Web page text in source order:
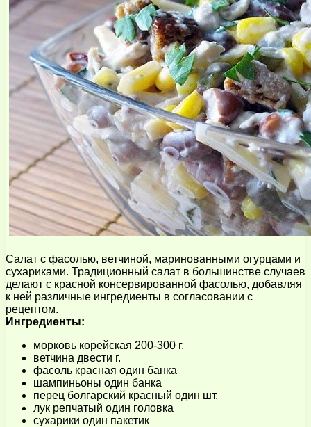
Салат с фасолью, ветчиной, маринованными огурцами и
сухариками. Традиционный салат в большинстве случаев
делают с красной консервированной фасолью, добавляя
к ней различные ингредиенты в согласовании с
рецептом.
Ингредиенты:
морковь корейская 200-300 г.
ветчина двести г.
фасоль красная один банка
шампиньоны один банка
перец болгарский красный один шт.
лук репчатый один головка
сухарики один пакетик